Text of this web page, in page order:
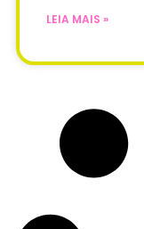
LEIA MAIS »